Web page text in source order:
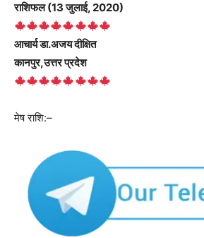
राशिफल (13 जुलाई, 2020)
आचार्य डा.अजय दीक्षित
कानपुर,उत्तर प्रदेश
मेष राशि:–